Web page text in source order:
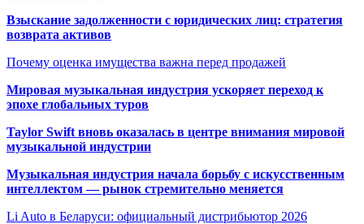
Взыскание задолженности с юридических лиц: стратегия
возврата активов
Почему оценка имущества важна перед продажей
Мировая музыкальная индустрия ускоряет переход к
эпохе глобальных туров
Taylor Swift вновь оказалась в центре внимания мировой
музыкальной индустрии
Музыкальная индустрия начала борьбу с искусственным
интеллектом — рынок стремительно меняется
Li Auto в Беларуси: официальный дистрибьютор 2026